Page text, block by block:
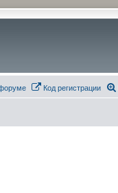
Код регистрации